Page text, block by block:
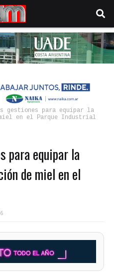
gestiones para equipar la
en el Parque Industrial
para equipar la
de miel en el